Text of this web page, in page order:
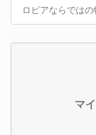
ロピアならではの
マ